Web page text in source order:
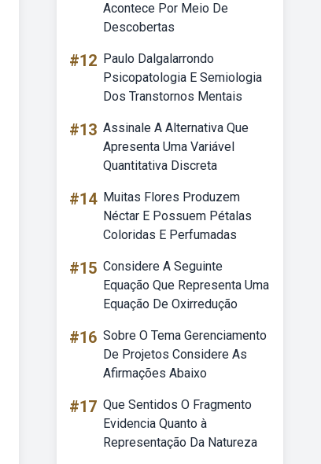
Acontece Por Meio De
Descobertas
#12 Paulo Dalgalarrondo
Psicopatologia E Semiologia
Dos Transtornos Mentais
#13 Assinale A Alternativa Que
Apresenta Uma Variável
Quantitativa Discreta
#14 Muitas Flores Produzem
Néctar E Possuem Pétalas
Coloridas E Perfumadas
#15 Considere A Seguinte
Equação Que Representa Uma
Equação De Oxirredução
#16 Sobre O Tema Gerenciamento
De Projetos Considere As
Afirmações Abaixo
#17 Que Sentidos O Fragmento
Evidencia Quanto à
Representação Da Natureza